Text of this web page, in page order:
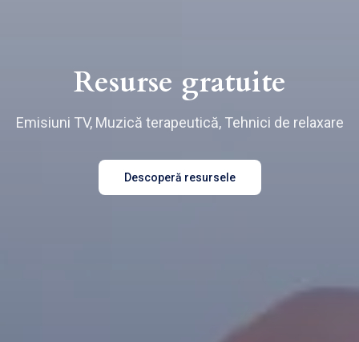
Resurse gratuite
Emisiuni TV, Muzică terapeutică, Tehnici de relaxare
Descoperă resursele